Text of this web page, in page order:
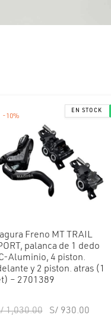
-10%
Freno MT TRAIL
palanca de 1 dedo
Aluminio, 4 piston.
y 2 piston. atras (1
– 2701389
1,030.00 El precio
S/ 930.00